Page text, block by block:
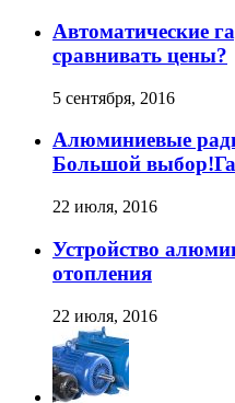
Автоматические
сравнивать цены?
5 сентября, 2016
Алюминиевые
Большой
22 июля, 2016
Устройство
отопления
22 июля, 2016